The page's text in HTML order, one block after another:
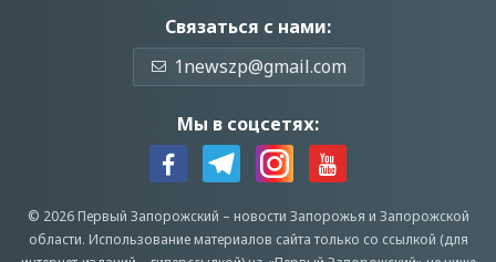
Связаться с нами:
1newszp@gmail.com
Мы в соцсетях:
© 2026 Первый Запорожский – новости Запорожья и Запорожской
области. Использование материалов сайта только со ссылкой (для